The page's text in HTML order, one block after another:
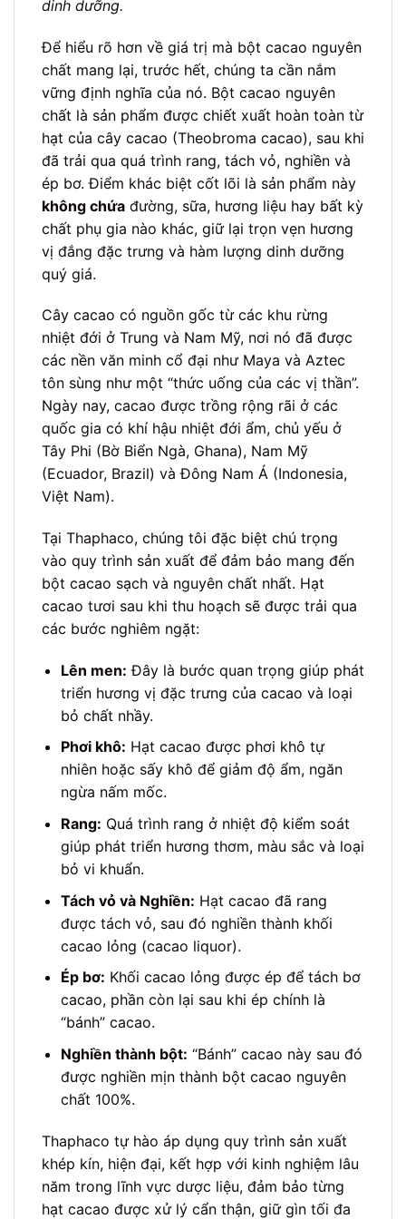
dinh dưỡng.
Để hiểu rõ hơn về giá trị mà bột cacao nguyên
chất mang lại, trước hết, chúng ta cần nắm
vững định nghĩa của nó. Bột cacao nguyên
chất là sản phẩm được chiết xuất hoàn toàn từ
hạt của cây cacao (Theobroma cacao), sau khi
đã trải qua quá trình rang, tách vỏ, nghiền và
ép bơ. Điểm khác biệt cốt lõi là sản phẩm này
không chứa đường, sữa, hương liệu hay bất kỳ
chất phụ gia nào khác, giữ lại trọn vẹn hương
vị đắng đặc trưng và hàm lượng dinh dưỡng
quý giá.
Cây cacao có nguồn gốc từ các khu rừng
nhiệt đới ở Trung và Nam Mỹ, nơi nó đã được
các nền văn minh cổ đại như Maya và Aztec
tôn sùng như một “thức uống của các vị thần”.
Ngày nay, cacao được trồng rộng rãi ở các
quốc gia có khí hậu nhiệt đới ẩm, chủ yếu ở
Tây Phi (Bờ Biển Ngà, Ghana), Nam Mỹ
(Ecuador, Brazil) và Đông Nam Á (Indonesia,
Việt Nam).
Tại Thaphaco, chúng tôi đặc biệt chú trọng
vào quy trình sản xuất để đảm bảo mang đến
bột cacao sạch và nguyên chất nhất. Hạt
cacao tươi sau khi thu hoạch sẽ được trải qua
các bước nghiêm ngặt:
Lên men: Đây là bước quan trọng giúp phát
triển hương vị đặc trưng của cacao và loại
bỏ chất nhầy.
Phơi khô: Hạt cacao được phơi khô tự
nhiên hoặc sấy khô để giảm độ ẩm, ngăn
ngừa nấm mốc.
Rang: Quá trình rang ở nhiệt độ kiểm soát
giúp phát triển hương thơm, màu sắc và loại
bỏ vi khuẩn.
Tách vỏ và Nghiền: Hạt cacao đã rang
được tách vỏ, sau đó nghiền thành khối
cacao lỏng (cacao liquor).
Ép bơ: Khối cacao lỏng được ép để tách bơ
cacao, phần còn lại sau khi ép chính là
“bánh” cacao.
Nghiền thành bột: “Bánh” cacao này sau đó
được nghiền mịn thành bột cacao nguyên
chất 100%.
Thaphaco tự hào áp dụng quy trình sản xuất
khép kín, hiện đại, kết hợp với kinh nghiệm lâu
năm trong lĩnh vực dược liệu, đảm bảo từng
hạt cacao được xử lý cẩn thận, giữ gìn tối đa